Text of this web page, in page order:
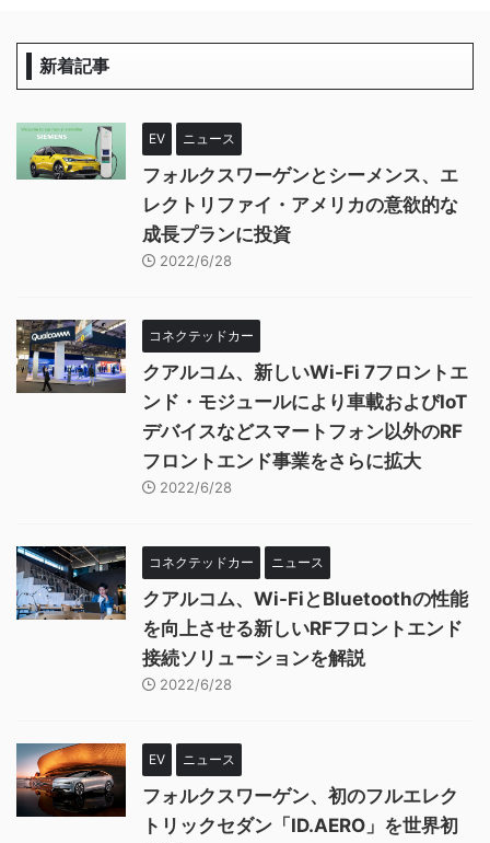
新着記事
EV ニュース
フォルクスワーゲンとシーメンス、エ
レクトリファイ・アメリカの意欲的な
成長プランに投資
2022/6/28
コネクテッドカー
クアルコム、新しいWi-Fi 7フロントエ
ンド・モジュールにより車載およびIoT
デバイスなどスマートフォン以外のRF
フロントエンド事業をさらに拡大
2022/6/28
コネクテッドカー ニュース
クアルコム、Wi-FiとBluetoothの性能
を向上させる新しいRFフロントエンド
接続ソリューションを解説
2022/6/28
EV ニュース
フォルクスワーゲン、初のフルエレク
トリックセダン「ID.AERO」を世界初